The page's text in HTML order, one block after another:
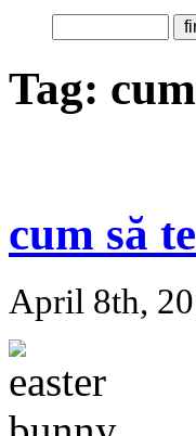
Tag:
cum să
April 8th,